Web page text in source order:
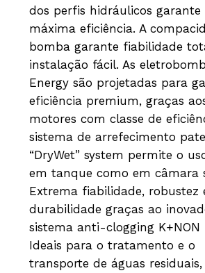
dos perfis hidráulicos garante
máxima eficiência. A
bomba garante fiabilidade
instalação fácil. As
Energy são projetadas para
eficiência premium, graças
motores com classe de
sistema de arrefecimento
“DryWet” system permite o
em tanque como em câmara
Extrema fiabilidade, robustez
durabilidade graças ao
sistema anti-clogging K+NON
Ideais para o tratamento e o
transporte de águas residuais,